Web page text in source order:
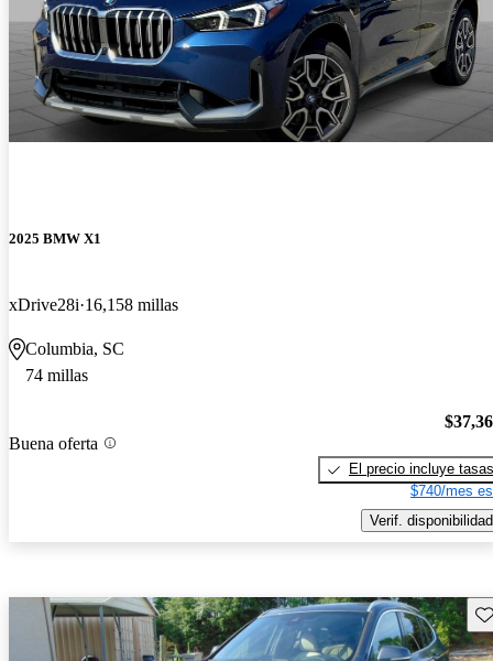
2025 BMW X1
xDrive28i 16,158 millas
Columbia, SC
74 millas
Buena oferta
El precio incluye tasas
$740/mes
Verif. disponibilidad